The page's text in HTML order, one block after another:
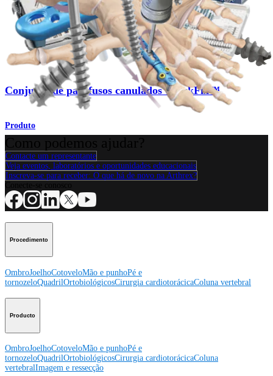
Produto
Mão e punho
Conjunto de parafusos canulados QuickFix™
Produto
Contacte um representante
Veja eventos, laboratórios e oportunidades educacionais
Inscreva-se para receber: O que há de novo na Arthrex?
Procedimento
OmbroJoelhoCotoveloMão e punhoPé e
tornozeloQuadrilOrtobiológicosCirurgia cardiotorácicaColuna vertebral
Producto
OmbroJoelhoCotoveloMão e punhoPé e
tornozeloQuadrilOrtobiológicosCirurgia cardiotorácicaColuna
vertebralImagem e ressecção